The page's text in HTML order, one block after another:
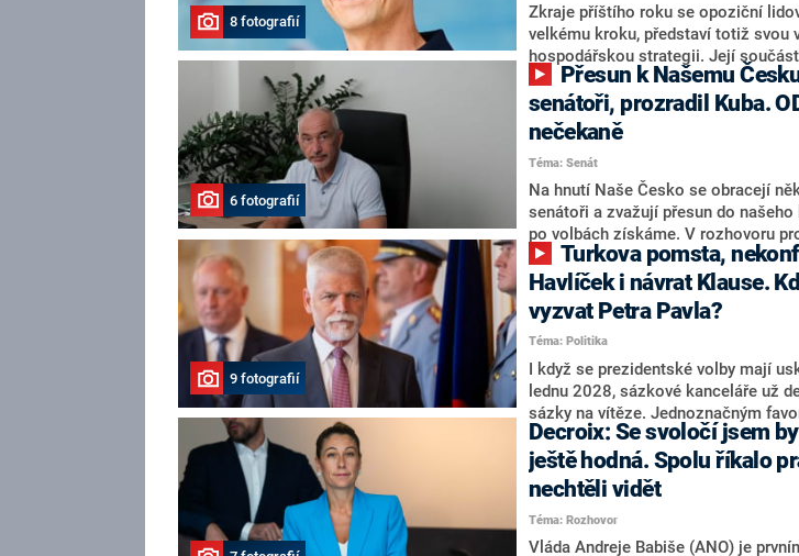
8 fotografií
Zkraje příštího roku se opoziční
velkému kroku, představí totiž svou
hospodářskou strategii. Její
stárnutí populace, řekl ve středu na
nový předseda lidovců Jan Grolich.
senátních volbách kandiduje ve
aktivitu opozice, o níž vládní strany
komentátoři mluví jako o slabé a v
úmorná práce upozorňovat na chyby
námi navíc nechodí do debat.
svoje témata,“ odpověděl Grolich na
NEWS.
6 fotografií
senátoři, prozradil Kuba.
nečekaně
Téma: Senát
Na hnutí Naše Česko se obracejí
senátoři a zvažují přesun do našeho
po volbách získáme. V rozhovoru
NEWS to řekl zakladatel hnutí a
Martin Kuba. Konkrétní nebyl, ale
například senátora Zdeňka Hrabu,
součástí klubu ODS a TOP 09. Hraba
redakce nevyloučil. Předseda klubu
Zdeněk Nytra redakci řekl, že počítá
některých senátorů z klubu a že
nepřítel, ale soupeř.
9 fotografií
Havlíček i návrat Klause.
vyzvat Petra Pavla?
Téma: Politika
I když se prezidentské volby mají
lednu 2028, sázkové kanceláře už
sázky na vítěze. Jednoznačným
hlava státu Petr Pavel. Daleko za
zmiňují dva výrazné politiky ANO,
Andreje Babiše a ministra průmyslu
Oblíbeným tipem samotných sázkařů
Motoristy Filip Turek. Politolog Jan
o případné kandidatuře kohokoliv
Decroix: Se svoločí jsem
ještě hodná. Spolu říkalo
nechtěli vidět
Téma: Rozhovor
Vláda Andreje Babiše (ANO) je